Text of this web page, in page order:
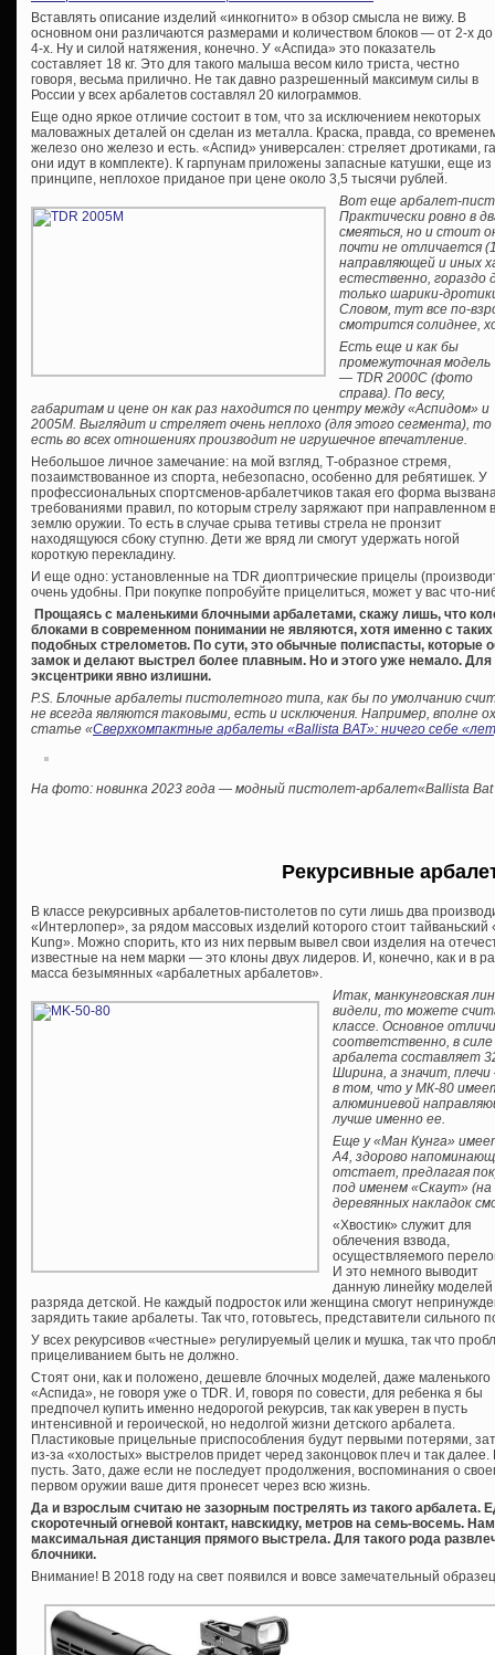
Вставлять описание изделий «инкогнито» в обзор смысла не вижу. В
основном они различаются размерами и количеством блоков — от 2-х до
4-х. Ну и силой натяжения, конечно. У «Аспида» это показатель
составляет 18 кг. Это для такого малыша весом кило триста, честно
говоря, весьма прилично. Не так давно разрешенный максимум силы в
России у всех арбалетов составлял 20 килограммов.
Еще одно яркое отличие состоит в том, что за исключением некоторых
маловажных деталей он сделан из металла. Краска, правда, со
железо оно железо и есть. «Аспид» универсален: стреляет дротиками,
они идут в комплекте). К гарпунам приложены запасные катушки, еще
принципе, неплохое приданое при цене около 3,5 тысячи рублей.
Вот еще арбалет-
Практически ровно в
смеяться, но и стоит
почти не отличается
направляющей и иных
естественно, гораздо
только шарики-
Словом, тут все по-
смотрится солиднее,
Есть еще и как бы
промежуточная модель
— TDR 2000С (фото
справа). По весу,
габаритам и цене он как раз находится по центру между «Аспидом» и
2005М. Выглядит и стреляет очень неплохо (для этого сегмента), то
есть во всех отношениях производит не игрушечное впечатление.
Небольшое личное замечание: на мой взгляд, Т-образное стремя,
позаимствованное из спорта, небезопасно, особенно для ребятишек. У
профессиональных спортсменов-арбалетчиков такая его форма
требованиями правил, по которым стрелу заряжают при направленном в
землю оружии. То есть в случае срыва тетивы стрела не пронзит
находящуюся сбоку ступню. Дети же вряд ли смогут удержать ногой
короткую перекладину.
И еще одно: установленные на TDR диоптрические прицелы
очень удобны. При покупке попробуйте прицелиться, может у вас что-
Прощаясь с маленькими блочными арбалетами, скажу лишь, что
блоками в современном понимании не являются, хотя именно с
подобных стрелометов. По сути, это обычные полиспасты, которые
замок и делают выстрел более плавным. Но и этого уже немало. Для
эксцентрики явно излишни.
P.S. Блочные арбалеты пистолетного типа, как бы по умолчанию
не всегда являются таковыми, есть и исключения. Например, вполне
статье «Сверхкомпактные арбалеты «Ballista BAT»: ничего себе
На фото: новинка 2023 года — модный пистолет-арбалет«Ballista Bat
Рекурсивные
В классе рекурсивных арбалетов-пистолетов по сути лишь два
«Интерлопер», за рядом массовых изделий которого стоит
Kung». Можно спорить, кто из них первым вывел свои изделия на
известные на нем марки — это клоны двух лидеров. И, конечно, как и в
масса безымянных «арбалетных арбалетов».
Итак, манкунговская
видели, то можете
классе. Основное
соответственно, в
арбалета составляет
Ширина, а значит,
в том, что у МК-80
алюминиевой
лучше именно ее.
Еще у «Ман Кунга»
А4, здорово
отстает, предлагая
под именем «Скаут»
деревянных накладок
«Хвостик» служит для
облечения взвода,
осуществляемого
И это немного выводит
данную линейку моделей
разряда детской. Не каждый подросток или женщина смогут
зарядить такие арбалеты. Так что, готовьтесь, представители сильного
У всех рекурсивов «честные» регулируемый целик и мушка, так что
прицеливанием быть не должно.
Стоят они, как и положено, дешевле блочных моделей, даже маленького
«Аспида», не говоря уже о TDR. И, говоря по совести, для ребенка я бы
предпочел купить именно недорогой рекурсив, так как уверен в пусть
интенсивной и героической, но недолгой жизни детского арбалета.
Пластиковые прицельные приспособления будут первыми потерями,
из-за «холостых» выстрелов придет черед законцовок плеч и так далее.
пусть. Зато, даже если не последует продолжения, воспоминания о
первом оружии ваше дитя пронесет через всю жизнь.
Да и взрослым считаю не зазорным пострелять из такого арбалета.
скоротечный огневой контакт, навскидку, метров на семь-восемь.
максимальная дистанция прямого выстрела. Для такого рода
блочники.
Внимание! В 2018 году на свет появился и вовсе замечательный